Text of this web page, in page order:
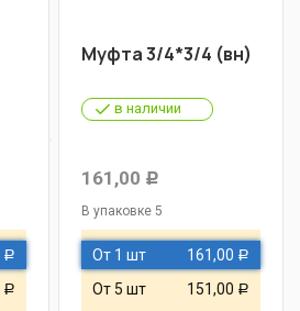
Р
Р
Муфта 3/4*3/4 (вн)
в наличии
161,00 Р
В упаковке 5
От 1 шт 161,00 Р
От 5 шт 151,00 Р